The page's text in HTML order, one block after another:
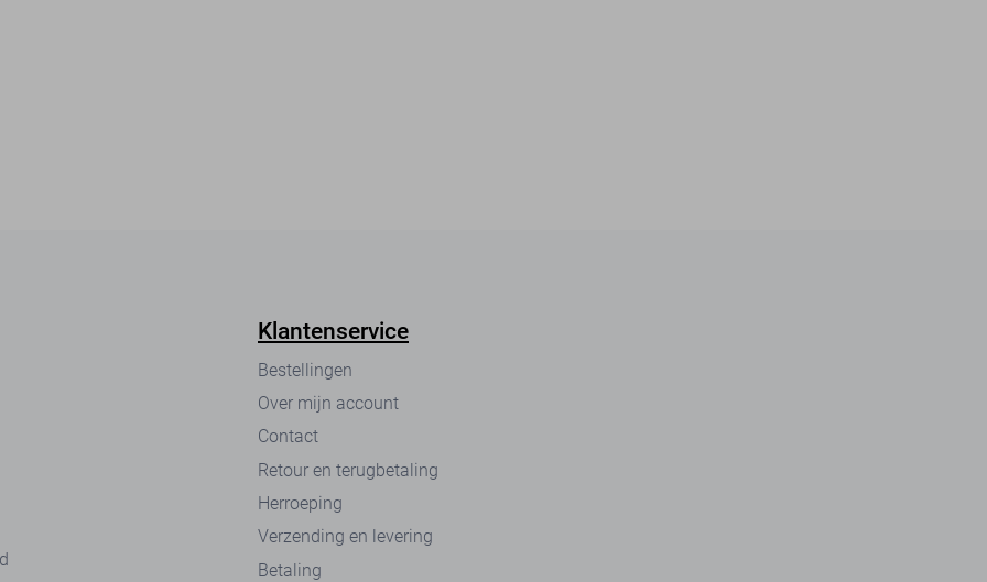
Klantenservice
Bestellingen
Over mijn account
Contact
Retour en terugbetaling
Herroeping
Verzending en levering
Betaling